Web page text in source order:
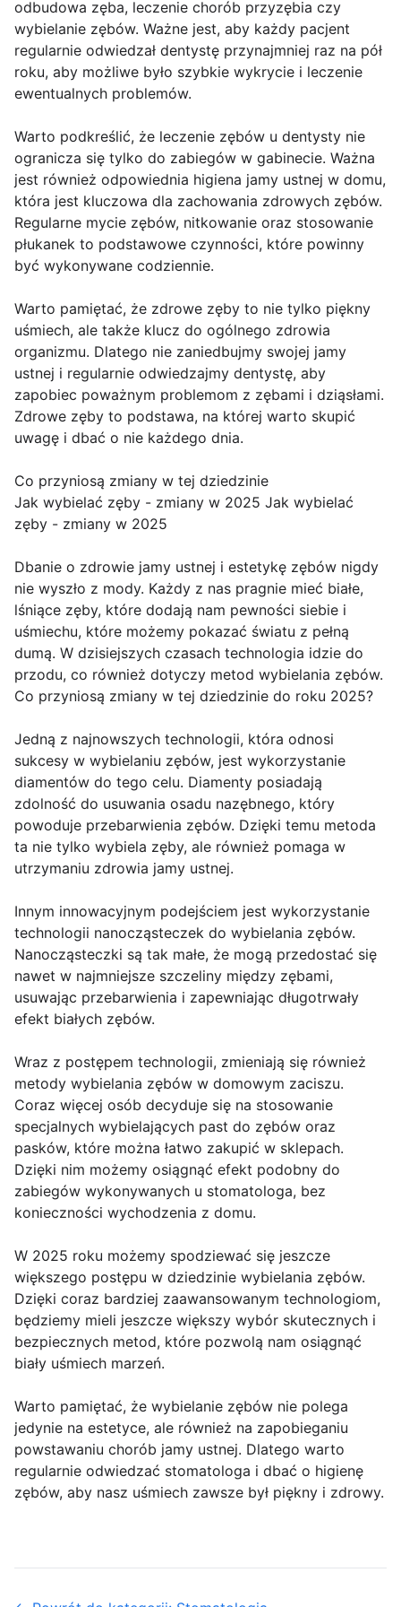
odbudowa zęba, leczenie chorób przyzębia czy
wybielanie zębów. Ważne jest, aby każdy pacjent
regularnie odwiedzał dentystę przynajmniej raz na pół
roku, aby możliwe było szybkie wykrycie i leczenie
ewentualnych problemów.
Warto podkreślić, że leczenie zębów u dentysty nie
ogranicza się tylko do zabiegów w gabinecie. Ważna
jest również odpowiednia higiena jamy ustnej w domu,
która jest kluczowa dla zachowania zdrowych zębów.
Regularne mycie zębów, nitkowanie oraz stosowanie
płukanek to podstawowe czynności, które powinny
być wykonywane codziennie.
Warto pamiętać, że zdrowe zęby to nie tylko piękny
uśmiech, ale także klucz do ogólnego zdrowia
organizmu. Dlatego nie zaniedbujmy swojej jamy
ustnej i regularnie odwiedzajmy dentystę, aby
zapobiec poważnym problemom z zębami i dziąsłami.
Zdrowe zęby to podstawa, na której warto skupić
uwagę i dbać o nie każdego dnia.
Co przyniosą zmiany w tej dziedzinie
Jak wybielać zęby - zmiany w 2025 Jak wybielać
zęby - zmiany w 2025
Dbanie o zdrowie jamy ustnej i estetykę zębów nigdy
nie wyszło z mody. Każdy z nas pragnie mieć białe,
lśniące zęby, które dodają nam pewności siebie i
uśmiechu, które możemy pokazać światu z pełną
dumą. W dzisiejszych czasach technologia idzie do
przodu, co również dotyczy metod wybielania zębów.
Co przyniosą zmiany w tej dziedzinie do roku 2025?
Jedną z najnowszych technologii, która odnosi
sukcesy w wybielaniu zębów, jest wykorzystanie
diamentów do tego celu. Diamenty posiadają
zdolność do usuwania osadu nazębnego, który
powoduje przebarwienia zębów. Dzięki temu metoda
ta nie tylko wybiela zęby, ale również pomaga w
utrzymaniu zdrowia jamy ustnej.
Innym innowacyjnym podejściem jest wykorzystanie
technologii nanocząsteczek do wybielania zębów.
Nanocząsteczki są tak małe, że mogą przedostać się
nawet w najmniejsze szczeliny między zębami,
usuwając przebarwienia i zapewniając długotrwały
efekt białych zębów.
Wraz z postępem technologii, zmieniają się również
metody wybielania zębów w domowym zaciszu.
Coraz więcej osób decyduje się na stosowanie
specjalnych wybielających past do zębów oraz
pasków, które można łatwo zakupić w sklepach.
Dzięki nim możemy osiągnąć efekt podobny do
zabiegów wykonywanych u stomatologa, bez
konieczności wychodzenia z domu.
W 2025 roku możemy spodziewać się jeszcze
większego postępu w dziedzinie wybielania zębów.
Dzięki coraz bardziej zaawansowanym technologiom,
będziemy mieli jeszcze większy wybór skutecznych i
bezpiecznych metod, które pozwolą nam osiągnąć
biały uśmiech marzeń.
Warto pamiętać, że wybielanie zębów nie polega
jedynie na estetyce, ale również na zapobieganiu
powstawaniu chorób jamy ustnej. Dlatego warto
regularnie odwiedzać stomatologa i dbać o higienę
zębów, aby nasz uśmiech zawsze był piękny i zdrowy.